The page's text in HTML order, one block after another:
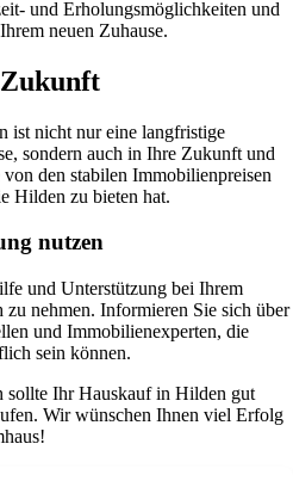
und Erholungsmöglichkeiten und
neuen Zuhause.
ist nicht nur eine langfristige
sondern auch in Ihre Zukunft und
den stabilen Immobilienpreisen
Hilden zu bieten hat.
nutzen
und Unterstützung bei Ihrem
nehmen. Informieren Sie sich über
und Immobilienexperten, die
sein können.
sollte Ihr Hauskauf in Hilden gut
Wir wünschen Ihnen viel Erfolg